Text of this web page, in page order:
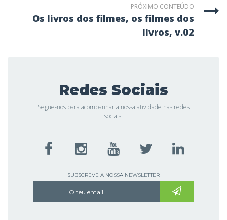
PRÓXIMO CONTEÚDO
os livros dos filmes, os filmes dos
livros, v.02
Redes Sociais
Segue-nos para acompanhar a nossa atividade nas redes
sociais.
SUBSCREVE A NOSSA NEWSLETTER